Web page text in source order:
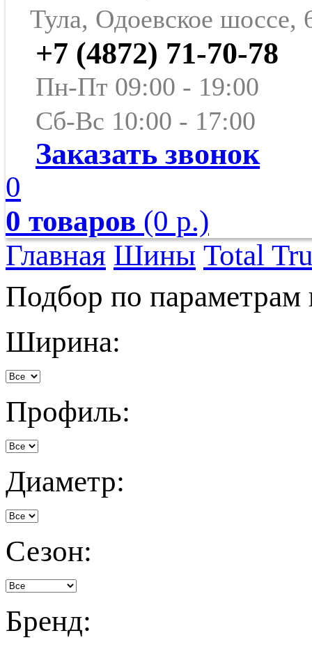
Тула, Одоевское шоссе,
+7 (4872) 71-70-78
Пн-Пт 09:00 - 19:00
Сб-Вс 10:00 - 17:00
Заказать звонок
0
0 товаров (0 р.)
Главная Шины Total
Подбор по
Ширина:
Профиль:
Диаметр:
Сезон:
Бренд: